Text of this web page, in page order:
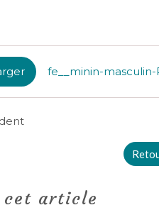
fe__minin-
cet article